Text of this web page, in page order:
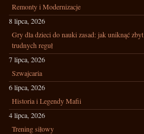
Remonty i Modernizacje
8 lipca, 2026
Gry dla dzieci do nauki zasad: jak uniknąć zbyt
trudnych reguł
7 lipca, 2026
Szwajcaria
6 lipca, 2026
Historia i Legendy Mafii
4 lipca, 2026
Trening siłowy